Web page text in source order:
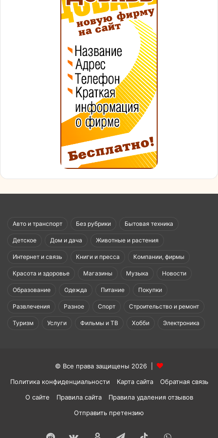
Авто и транспорт Без рубрики Бытовая техника
Детское Дом и дача Животные и растения
Интернет и связь Книги и пресса Компании, фирмы
Красота и здоровье Магазины Музыка Новости
Образование Одежда Питание Покупки
Развлечения Разное Спорт Строительство и ремонт
Туризм Услуги Фильмы и ТВ Хобби Электроника
© Все права защищены 2026 |
Политика конфиденциальности
Карта сайта
Обратная связь
О сайте
Правила сайта
Правила удаления отзывов
Отправить претензию